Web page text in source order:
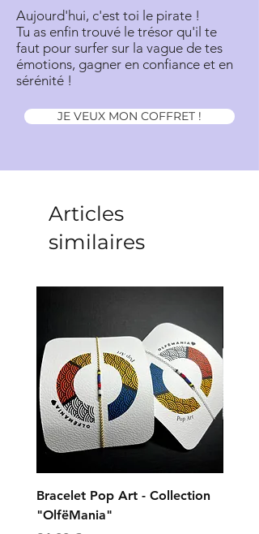
Aujourd'hui, c'est toi le pirate !
Tu as enfin trouvé le trésor qu'il te
faut pour surfer sur la vague de tes
émotions, gagner en confiance et en
sérénité !
JE VEUX MON COFFRET !
Articles
similaires
Bracelet Pop Art - Collection
"OlfëMania"